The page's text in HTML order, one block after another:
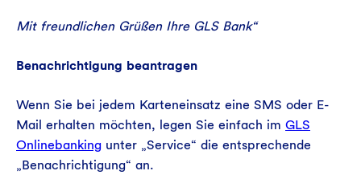
Mit freundlichen Grüßen Ihre GLS Bank“
Benachrichtigung beantragen
Wenn Sie bei jedem Karteneinsatz eine SMS oder E-
Mail erhalten möchten, legen Sie einfach im GLS
Onlinebanking unter „Service“ die entsprechende
„Benachrichtigung“ an.